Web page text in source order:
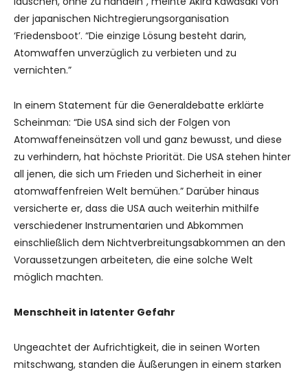
der japanischen Nichtregierungsorganisation
‘Friedensboot’. “Die einzige Lösung besteht darin,
Atomwaffen unverzüglich zu verbieten und zu
vernichten.”
In einem Statement für die Generaldebatte erklärte
Scheinman: “Die USA sind sich der Folgen von
Atomwaffeneinsätzen voll und ganz bewusst, und diese
zu verhindern, hat höchste Priorität. Die USA stehen hinter
all jenen, die sich um Frieden und Sicherheit in einer
atomwaffenfreien Welt bemühen.” Darüber hinaus
versicherte er, dass die USA auch weiterhin mithilfe
verschiedener Instrumentarien und Abkommen
einschließlich dem Nichtverbreitungsabkommen an den
Voraussetzungen arbeiteten, die eine solche Welt
möglich machten.
Menschheit in latenter Gefahr
Ungeachtet der Aufrichtigkeit, die in seinen Worten
mitschwang, standen die Äußerungen in einem starken